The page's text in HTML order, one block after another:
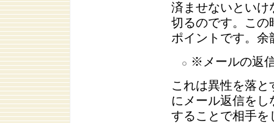
済ませないといけ
切るのです。この
ポイントです。
※メールの返
これは異性を落
にメール返信を
することで相手を